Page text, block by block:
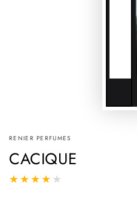
RENIER PERFUMES
CACIQUE